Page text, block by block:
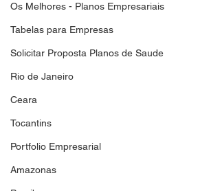
Os Melhores - Planos Empresariais
Tabelas para Empresas
Solicitar Proposta Planos de Saude
Rio de Janeiro
Ceara
Tocantins
Portfolio Empresarial
Amazonas